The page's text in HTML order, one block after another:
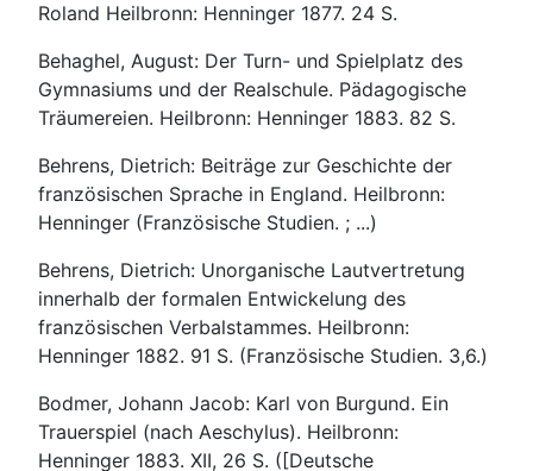
Roland Heilbronn: Henninger 1877. 24 S.
Behaghel, August: Der Turn- und Spielplatz des
Gymnasiums und der Realschule. Pädagogische
Träumereien. Heilbronn: Henninger 1883. 82 S.
Behrens, Dietrich: Beiträge zur Geschichte der
französischen Sprache in England. Heilbronn:
Henninger (Französische Studien. ; ...)
Behrens, Dietrich: Unorganische Lautvertretung
innerhalb der formalen Entwickelung des
französischen Verbalstammes. Heilbronn:
Henninger 1882. 91 S. (Französische Studien. 3,6.)
Bodmer, Johann Jacob: Karl von Burgund. Ein
Trauerspiel (nach Aeschylus). Heilbronn:
Henninger 1883. XII, 26 S. ([Deutsche